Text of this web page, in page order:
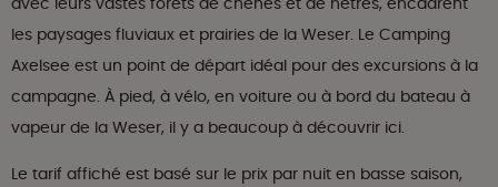
les paysages fluviaux et prairies de la Weser. Le Camping
Axelsee est un point de départ idéal pour des excursions à la
campagne. À pied, à vélo, en voiture ou à bord du bateau à
vapeur de la Weser, il y a beaucoup à découvrir ici.
Le tarif affiché est basé sur le prix par nuit en basse saison,